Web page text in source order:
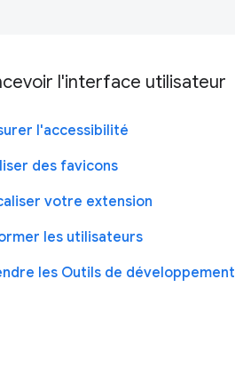
l'interface utilisateur
l'accessibilité
des favicons
votre extension
les utilisateurs
les Outils de développement